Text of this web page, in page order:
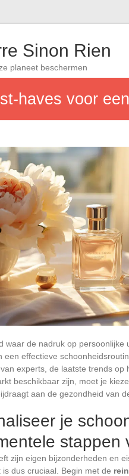
Sinon Rien
planeet beschermen
haves voor
waar de nadruk op
een effectieve
experts, de laatste trends
beschikbaar zijn, moet je
aan de gezondheid van
je
stappen
zijn eigen bijzonderheden en
is dus cruciaal. Begin met de